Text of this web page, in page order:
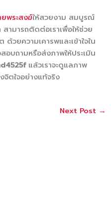
พระสงฆ์ให้สวยงาม สมบูรณ์
ามารถติดต่อเราเพื่อให้ช่วย
วยความเคารพและเข้าใจใน
บถามหรือส่งภาพให้ประเมิน
แล้วเราจะดูแลภาพ
ตใจอย่างแท้จริง
Next Post →